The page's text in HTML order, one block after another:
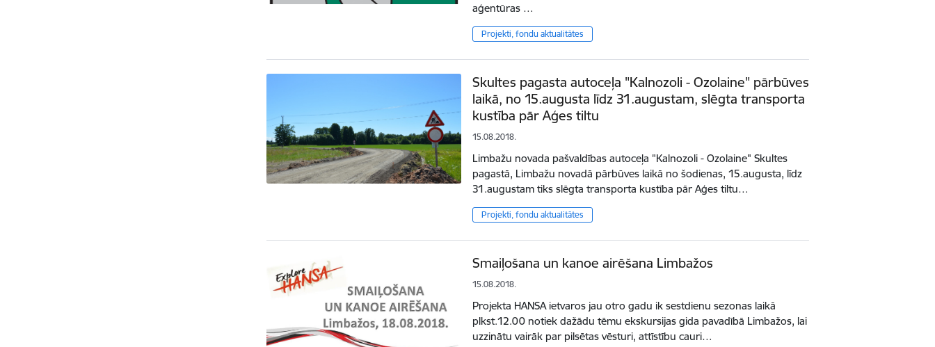
aģentūras …
Projekti, fondu aktualitātes
Skultes pagasta autoceļa "Kalnozoli - Ozolaine" pārbūves
laikā, no 15.augusta līdz 31.augustam, slēgta transporta
kustība pār Aģes tiltu
15.08.2018.
Limbažu novada pašvaldības autoceļa "Kalnozoli - Ozolaine" Skultes
pagastā, Limbažu novadā pārbūves laikā no šodienas, 15.augusta, līdz
31.augustam tiks slēgta transporta kustība pār Aģes tiltu…
Projekti, fondu aktualitātes
Smaiļošana un kanoe airēšana Limbažos
15.08.2018.
Projekta HANSA ietvaros jau otro gadu ik sestdienu sezonas laikā
plkst.12.00 notiek dažādu tēmu ekskursijas gida pavadībā Limbažos, lai
uzzinātu vairāk par pilsētas vēsturi, attīstību cauri…